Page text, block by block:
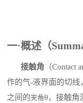
一·概述（
接触角 （Contact
作的气-液界面的切线
之间的夹角θ，接触角